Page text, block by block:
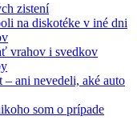
zistení
na diskotéke v iné dni
vrahov i svedkov
ani nevedeli, aké auto
som o prípade